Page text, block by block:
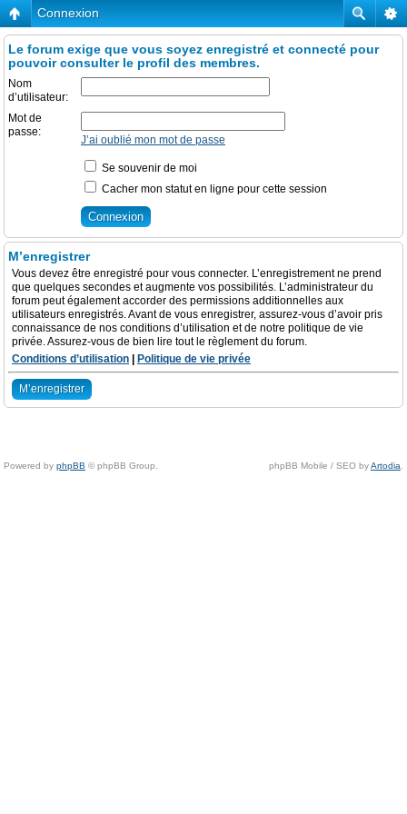
Connexion
Le forum exige que vous soyez enregistré et connecté pour
pouvoir consulter le profil des membres.
Nom
d’utilisateur:
Mot de
passe:
J’ai oublié mon mot de passe
Se souvenir de moi
Cacher mon statut en ligne pour cette session
M’enregistrer
Vous devez être enregistré pour vous connecter. L’enregistrement ne prend
que quelques secondes et augmente vos possibilités. L’administrateur du
forum peut également accorder des permissions additionnelles aux
utilisateurs enregistrés. Avant de vous enregistrer, assurez-vous d’avoir pris
connaissance de nos conditions d’utilisation et de notre politique de vie
privée. Assurez-vous de bien lire tout le règlement du forum.
Conditions d’utilisation
Politique de vie privée
M’enregistrer
Powered by phpBB © phpBB Group. phpBB Mobile / SEO byArtodia